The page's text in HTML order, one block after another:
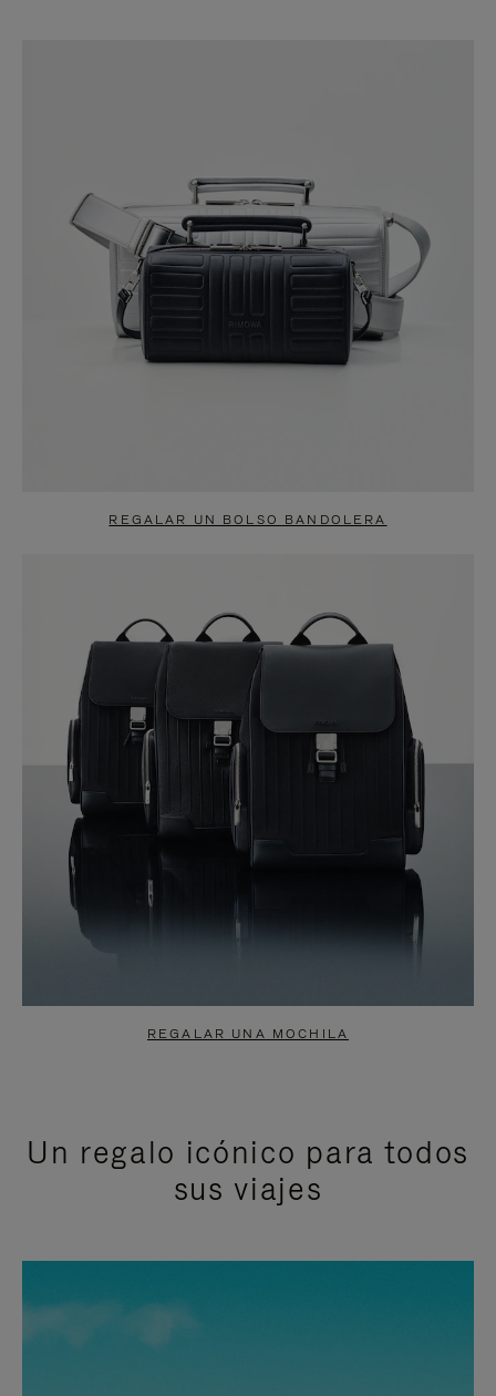
REGALAR UN BOLSO BANDOLERA
REGALAR UNA MOCHILA
Un regalo icónico para todos
sus viajes